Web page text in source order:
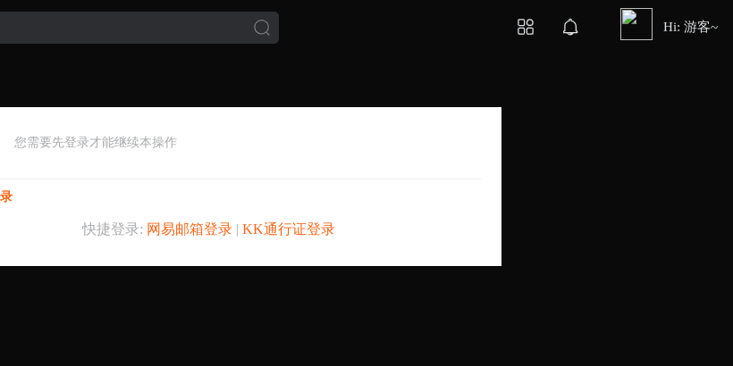
Hi: 游客~
您需要先登录才能继续本操作
快捷登录: 网易邮箱登录| KK通行证登录